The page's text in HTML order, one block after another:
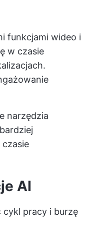
funkcjami wideo i
w czasie
narzędzia
czasie
AI
cykl pracy i burzę